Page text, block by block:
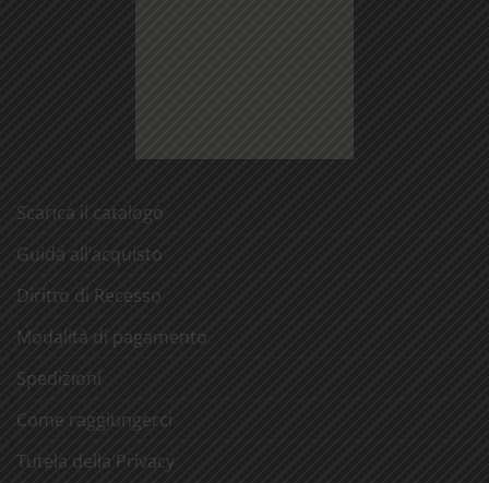
Scarica il catalogo
Guida all’acquisto
Diritto di Recesso
Modalità di pagamento
Spedizioni
Come raggiungerci
Tutela della Privacy